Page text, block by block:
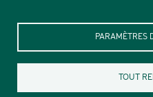
PARAMÈTRES
TOUT